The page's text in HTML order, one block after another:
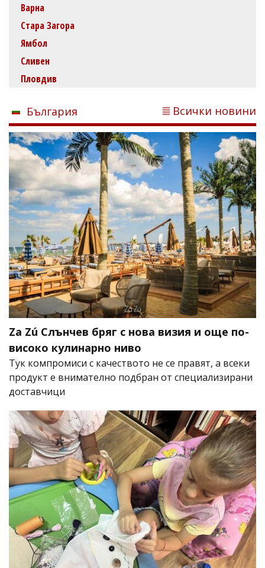
Варна
Стара Загора
Ямбол
Сливен
Пловдив
България Всички новини
Za Zú Слънчев бряг с нова визия и още по-
високо кулинарно ниво
Тук компромиси с качеството не се правят, а всеки
продукт е внимателно подбран от специализирани
доставчици